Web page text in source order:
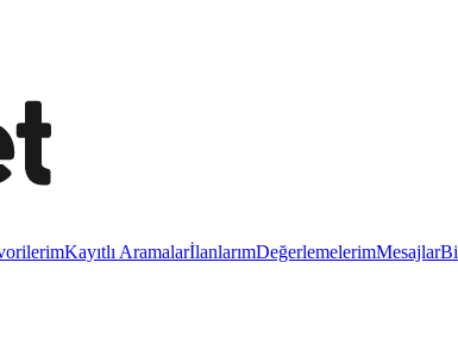
Kayıtlı AramalarİlanlarımDeğerlemelerimMesajlar